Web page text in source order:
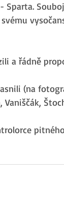
Sparta.
a řádně
(na